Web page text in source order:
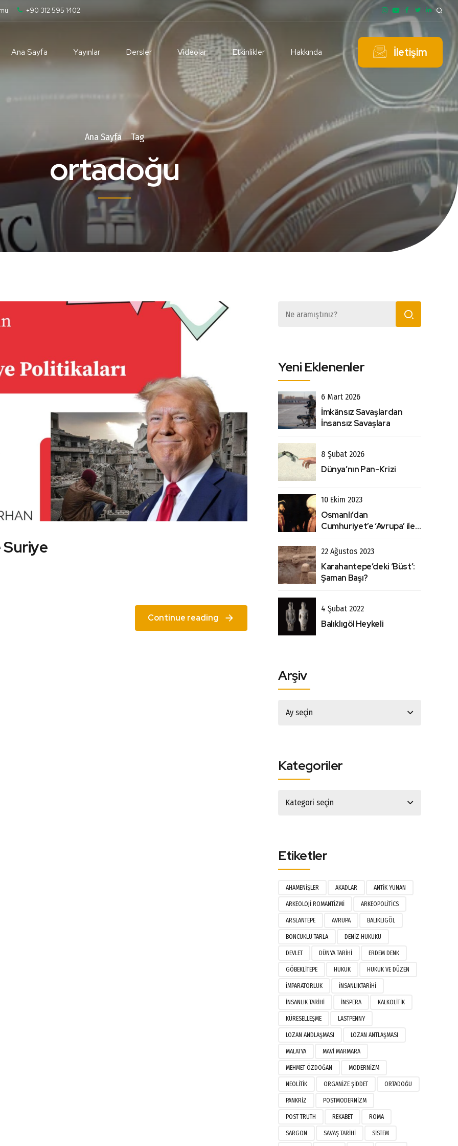
+90 312 595 1402
İletişim
Ana Sayfa Yayınlar Dersler Videolar Etkinlikler Hakkında
Ana Sayfa Tag
ortadoğu
Continue reading
Yeni Eklenenler
6 Mart 2026
İmkânsız Savaşlardan
İnsansız Savaşlara
8 Şubat 2026
Dünya’nın Pan-Krizi
10 Ekim 2023
Osmanlı’dan
Cumhuriyet’e ‘Avrupa’ ile
Eklemlenme Hikayesi
Olarak Lozan
22 Ağustos 2023
Karahantepe’deki ‘Büst’:
Şaman Başı?
4 Şubat 2022
Balıklıgöl Heykeli
Arşiv
Ay seçin
Kategoriler
Kategori seçin
Etiketler
AHAMENIŞLER AKADLAR ANTIK YUNAN
ARKEOLOJI ROMANTIZMI ARKEOPOLITICS
ARSLANTEPE AVRUPA BALIKLIGÖL
BONCUKLU TARLA DENIZ HUKUKU
DEVLET DÜNYA TARIHI ERDEM DENK
GÖBEKLITEPE HUKUK HUKUK VE DÜZEN
IMPARATORLUK INSANLIKTARIHI
INSANLIK TARIHI INSPERA KALKOLITIK
KÜRESELLEŞME LASTPENNY
LOZAN ANDLAŞMASI LOZAN ANTLAŞMASI
MALATYA MAVI MARMARA
MEHMET ÖZDOĞAN MODERNIZM
NEOLITIK ORGANIZE ŞIDDET ORTADOĞU
PANKRIZ POSTMODERNIZM
POST TRUTH REKABET ROMA
SARGON SAVAŞ TARIHI SISTEM